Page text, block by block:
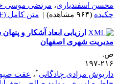
اسفندیاری ،مرتضی موسی
(۹۶۴ مشاهده) | متن کامل (PDF)
ارزیابی ابعاد آشکار و
شهری اصفهان
۱۹۷
مرادی چادگانی ،عفت